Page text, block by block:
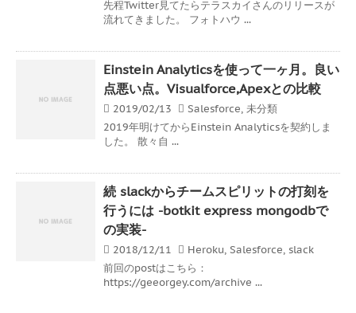
先程Twitter見てたらテラスカイさんのリリースが
流れてきました。 フォトハウ ...
Einstein Analyticsを使って一ヶ月。良い
点悪い点。Visualforce,Apexとの比較
2019/02/13 Salesforce, 未分類
2019年明けてからEinstein Analyticsを契約しま
した。 散々自 ...
続 slackからチームスピリットの打刻を
行うには -botkit express mongodbで
の実装-
2018/12/11 Heroku, Salesforce, slack
前回のpostはこちら：
https://geeorgey.com/archive ...